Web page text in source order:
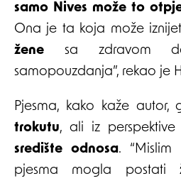
samo Nives može to
Ona je ta koja može
žene sa zdravom
samopouzdanja”, rekao je
Pjesma, kako kaže autor,
trokutu, ali iz
središte odnosa.
pjesma mogla postati